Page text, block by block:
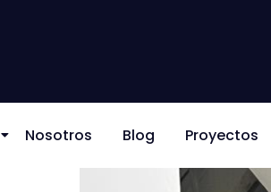
Nosotros Blog Proyectos